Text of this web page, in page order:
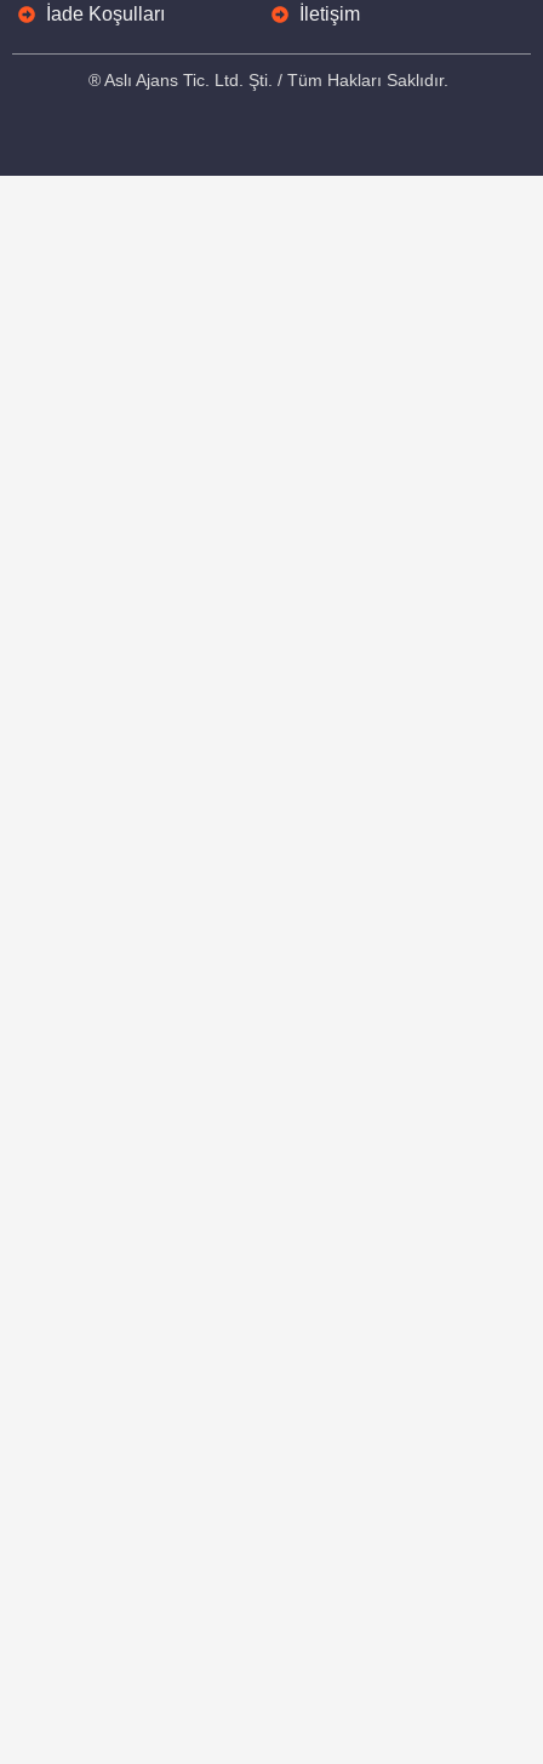
İade Koşulları İletişim
® Aslı Ajans Tic. Ltd. Şti. / Tüm Hakları Saklıdır.